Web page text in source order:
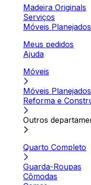
Madeira Originals
Serviços
Móveis Planejados
Meus pedidos
Ajuda
Móveis
Móveis Planejados
Reforma e
Outros
Quarto Completo
Guarda-Roupas
Cômodas